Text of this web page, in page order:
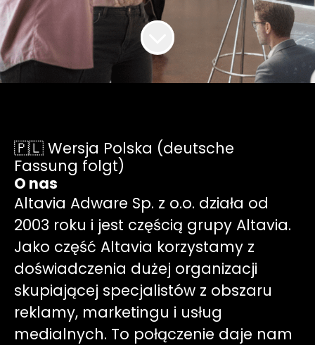
🇵🇱 Wersja Polska (deutsche
Fassung folgt)
O nas
Altavia Adware Sp. z o.o. działa od
2003 roku i jest częścią grupy Altavia.
Jako część Altavia korzystamy z
doświadczenia dużej organizacji
skupiającej specjalistów z obszaru
reklamy, marketingu i usług
medialnych. To połączenie daje nam